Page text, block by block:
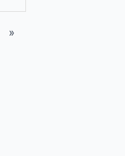
»